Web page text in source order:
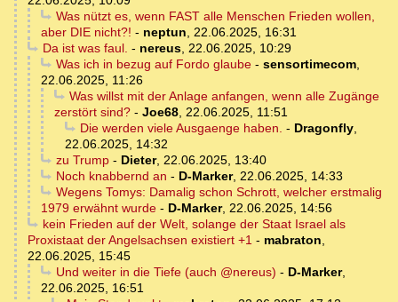
Was nützt es, wenn FAST alle Menschen Frieden wollen,
aber DIE nicht?! - neptun, 22.06.2025, 16:31
Da ist was faul. - nereus, 22.06.2025, 10:29
Was ich in bezug auf Fordo glaube- sensortimecom,
22.06.2025, 11:26
Was willst mit der Anlage anfangen, wenn alle Zugänge
zerstört sind? - Joe68, 22.06.2025, 11:51
Die werden viele Ausgaenge haben. - Dragonfly,
22.06.2025, 14:32
zu Trump- Dieter, 22.06.2025, 13:40
Noch knabbernd an - D-Marker, 22.06.2025, 14:33
Wegens Tomys: Damalig schon Schrott, welcher erstmalig
1979 erwähnt wurde - D-Marker, 22.06.2025, 14:56
kein Frieden auf der Welt, solange der Staat Israel als
Proxistaat der Angelsachsen existiert +1 - mabraton,
22.06.2025, 15:45
Und weiter in die Tiefe (auch @nereus) - D-Marker,
22.06.2025, 16:51